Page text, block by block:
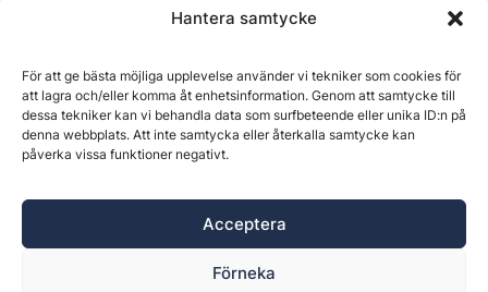
Hantera samtycke
För att ge bästa möjliga upplevelse använder vi tekniker som cookies för
att lagra och/eller komma åt enhetsinformation. Genom att samtycke till
dessa tekniker kan vi behandla data som surfbeteende eller unika ID:n på
denna webbplats. Att inte samtycka eller återkalla samtycke kan
påverka vissa funktioner negativt.
Acceptera
Förneka
Kontakta oss
Östernäsvägen 1, 827 32 Ljusdal, org.nr: 556625-6425 -
Ansvarig utgivare: Henrik Ekberg. Innehållet på denna
webbplats är upphovsrättsligt skyddat. Ange källa vid citering.
Byggvärlden är en del avMarknadsdatagruppen